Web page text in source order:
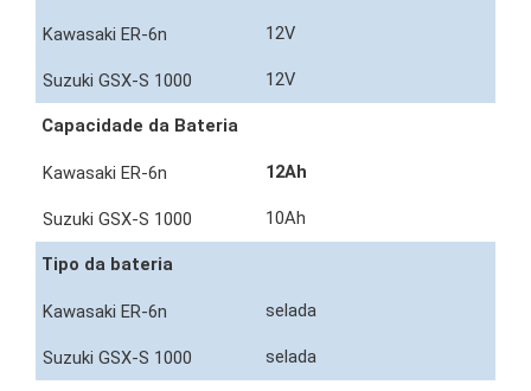
12V
12V
Capacidade da Bateria
12Ah
10Ah
Tipo da bateria
selada
selada